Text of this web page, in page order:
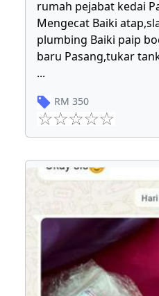
rumah pejabat kedai
Mengecat Baiki
plumbing Baiki paip
baru Pasang,tukar
...
RM 350